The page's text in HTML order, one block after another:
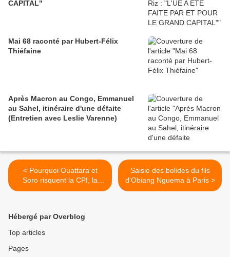
CAPITAL"
Mai 68 raconté par Hubert-Félix
Thiéfaine
Après Macron au Congo, Emmanuel
au Sahel, itinéraire d'une défaite
(Entretien avec Leslie Varenne)
< Pourquoi Ouattara et
Soro risquent la CPI, la
vidéo - par Michel Galy, le
Saisie des bolides du fils
d'Obiang Nguema à Paris >
Hébergé par Overblog
Top articles
Pages